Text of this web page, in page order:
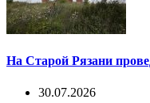
На Старой Рязани
30.07.2026